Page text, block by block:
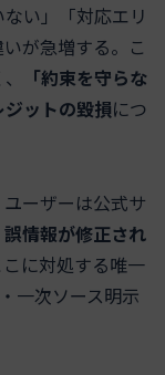
い」「対応エリ
が急増する。こ
「約束を守らな
ットの毀損につ
ーザーは公式サ
誤情報が修正され
に対処する唯一
一次ソース明示